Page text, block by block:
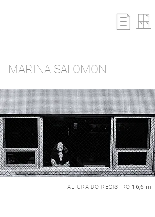
MARINA SALOMON
ALTURA DO REGISTRO 16,6 m